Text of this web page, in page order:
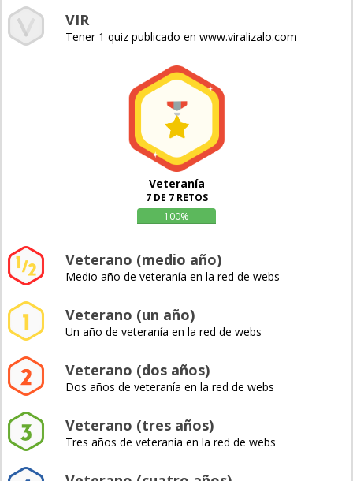
VIR
Tener 1 quiz publicado en www.viralizalo.com
Veteranía
7 DE 7 RETOS
100%
Veterano (medio año)
Medio año de veteranía en la red de webs
Veterano (un año)
Un año de veteranía en la red de webs
Veterano (dos años)
Dos años de veteranía en la red de webs
Veterano (tres años)
Tres años de veteranía en la red de webs